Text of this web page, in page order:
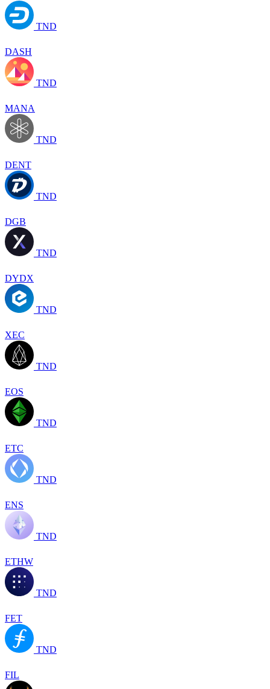
TND
DASH
TND
MANA
TND
DENT
TND
DGB
TND
DYDX
TND
XEC
TND
EOS
TND
ETC
TND
ENS
TND
ETHW
TND
FET
TND
FIL